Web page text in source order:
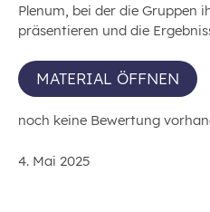
Plenum, bei der die Gruppen
präsentieren und die
MATERIAL ÖFFNEN
noch keine Bewertung
4. Mai 2025